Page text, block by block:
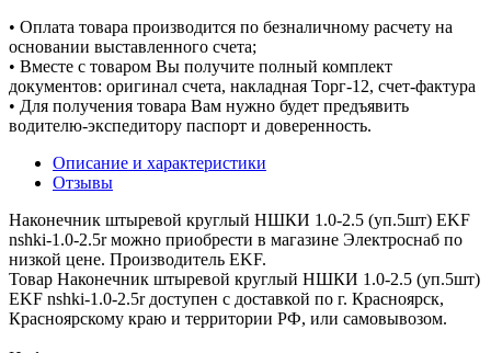
• Оплата товара производится по безналичному расчету на
основании выставленного счета;
• Вместе с товаром Вы получите полный комплект
документов: оригинал счета, накладная Торг-12, счет-фактура
• Для получения товара Вам нужно будет предъявить
водителю-экспедитору паспорт и доверенность.
Описание и характеристики
Отзывы
Наконечник штыревой круглый НШКИ 1.0-2.5 (уп.5шт) EKF
nshki-1.0-2.5r можно приобрести в магазине Электроснаб по
низкой цене. Производитель EKF.
Товар Наконечник штыревой круглый НШКИ 1.0-2.5 (уп.5шт)
EKF nshki-1.0-2.5r доступен с доставкой по г. Красноярск,
Красноярскому краю и территории РФ, или самовывозом.